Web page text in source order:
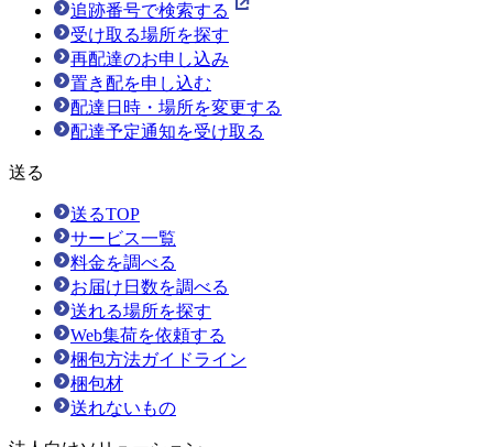
追跡番号で検索する
受け取る場所を探す
再配達のお申し込み
置き配を申し込む
配達日時・場所を変更する
配達予定通知を受け取る
送る
送るTOP
サービス一覧
料金を調べる
お届け日数を調べる
送れる場所を探す
Web集荷を依頼する
梱包方法ガイドライン
梱包材
送れないもの